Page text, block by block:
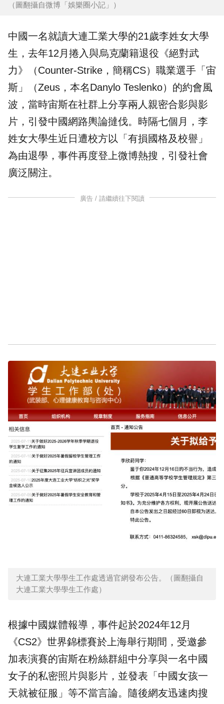
（圖翻攝自微博「娛樂圈小記」）
中國一名就讀大連工業大學的21歲李姓女大學
生，去年12月捲入與烏克蘭籍退役《絕對武
力》（Counter-Strike，簡稱CS）職業選手「宙
斯」（Zeus，本名Danylo Teslenko）的約會風
波，當時宙斯在社群上分享兩人親密合影與影
片 ，引發中國網路輿論撻伐。時隔七個月，李
姓女大學生近日遭校方以「有損國格及校譽」
為由退學，事件再度登上微博熱搜，引發社會
廣泛關注。
廣告 / 請繼續往下閱讀
大連工業大學學生工作處透過官網發布公告。（圖翻攝自
大連工業大學學生工作處）
根據中國媒體報導，事件起於2024年12月
《CS2》世界錦標賽於上海舉行期間，受邀參
加表演賽的宙斯在粉絲群組中分享與一名中國
女子的私密照片與影片，並發表「中國女孩一
天就被征服」等不當言論。隨後網友迅速肉搜